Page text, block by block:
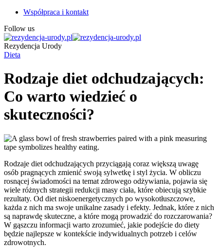
Współpraca i kontakt
Follow us
Rezydencja Urody
Dieta
Rodzaje diet odchudzających:
Co warto wiedzieć o
skuteczności?
Rodzaje diet odchudzających przyciągają coraz większą uwagę
osób pragnących zmienić swoją sylwetkę i styl życia. W obliczu
rosnącej świadomości na temat zdrowego odżywiania, pojawia się
wiele różnych strategii redukcji masy ciała, które obiecują szybkie
rezultaty. Od diet niskoenergetycznych po wysokotłuszczowe,
każda z nich ma swoje unikalne zasady i efekty. Jednak, które z nich
są naprawdę skuteczne, a które mogą prowadzić do rozczarowania?
W gąszczu informacji warto zrozumieć, jakie podejście do diety
będzie najlepsze w kontekście indywidualnych potrzeb i celów
zdrowotnych.